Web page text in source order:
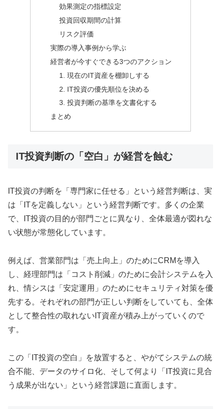
効果測定の指標設定
投資回収期間の計算
リスク評価
実際の導入事例から学ぶ
経営者が今すぐできる3つのアクション
1. 現在のIT資産を棚卸しする
2. IT投資の優先順位を決める
3. 投資判断の基準を文書化する
まとめ
IT投資判断の「空白」が経営を蝕む
IT投資の判断を「専門家に任せる」という経営判断は、実
は「ITを定義しない」という経営判断です。多くの企業
で、IT投資の目的が部門ごとに異なり、全体最適が図れな
い状態が常態化しています。
例えば、営業部門は「売上向上」のためにCRMを導入
し、経理部門は「コスト削減」のために会計システムを入
れ、情シスは「安定運用」のためにセキュリティ対策を優
先する。それぞれの部門が正しい判断をしていても、全体
として整合性の取れないIT資産が積み上がっていくので
す。
この「IT投資の空白」を放置すると、やがてシステムの統
合不能、データのサイロ化、そして何より「IT投資に見合
う成果が出ない」という経営課題に直面します。